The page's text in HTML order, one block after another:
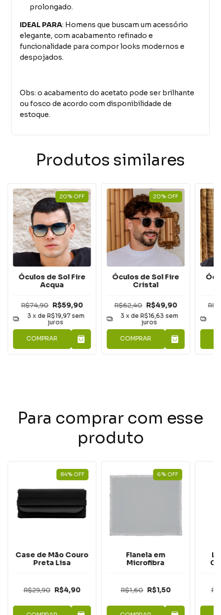
prolongado.
IDEAL PARA: Homens que buscam um acessório
elegante, com acabamento refinado e
funcionalidade para compor looks modernos e
despojados.
Obs: o acabamento do acetato pode ser brilhante
ou fosco de acordo com disponibilidade de
estoque.
Produtos similares
20% OFF
Óculos de Sol Fire
Acqua
R$74,90 R$59,90
3 x deR$19,97 sem
juros
COMPRAR
20% OFF
Óculos de Sol Fire
Cristal
R$62,40 R$49,90
3 x deR$16,63 sem
juros
COMPRAR
Para comprar com esse
produto
84% OFF
Case de Mão Couro
Preta Lisa
R$29,90 R$4,90
6% OFF
Flanela em
Microfibra
R$1,60 R$1,50